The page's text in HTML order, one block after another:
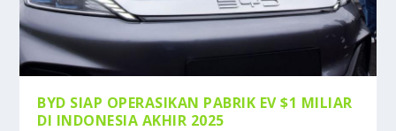
BYD SIAP OPERASIKAN PABRIK EV $1 MILIAR
DI INDONESIA AKHIR 2025